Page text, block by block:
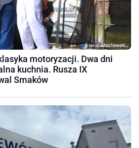
motoryzacji. Dwa dni
kuchnia. Rusza IX
Smaków